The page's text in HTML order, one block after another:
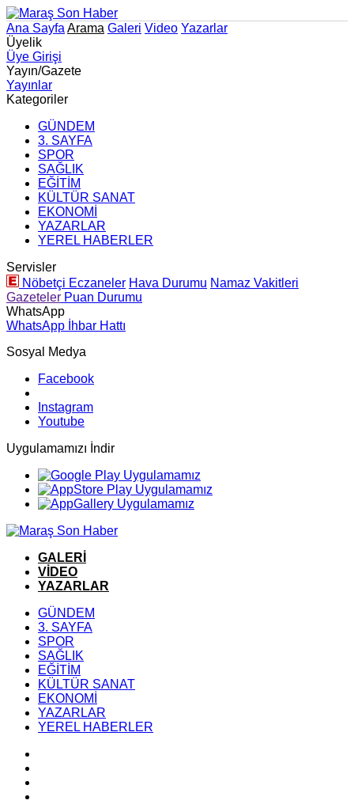
Ana Sayfa Arama Galeri Video Yazarlar
Üyelik
Üye Girişi
Yayın/Gazete
Yayınlar
Kategoriler
GÜNDEM
3. SAYFA
SPOR
SAĞLIK
EĞİTİM
KÜLTÜR SANAT
EKONOMİ
YAZARLAR
YEREL HABERLER
Servisler
Nöbetçi Eczaneler Hava Durumu Namaz Vakitleri
Gazeteler Puan Durumu
WhatsApp
WhatsApp İhbar Hattı
Sosyal Medya
Facebook
Instagram
Youtube
Uygulamamızı İndir
GALERİ
VİDEO
YAZARLAR
GÜNDEM
3. SAYFA
SPOR
SAĞLIK
EĞİTİM
KÜLTÜR SANAT
EKONOMİ
YAZARLAR
YEREL HABERLER